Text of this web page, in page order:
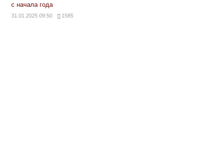
с начала года
31.01.2025 09:50 1585